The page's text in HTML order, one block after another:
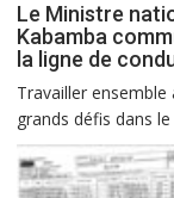
Le Ministre
Kabamba
la ligne de
Travailler
grands défis dans